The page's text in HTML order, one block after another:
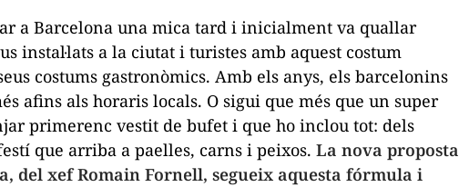
a Barcelona una mica tard i inicialment va quallar
instal·lats a la ciutat i turistes amb aquest costum
costums gastronòmics. Amb els anys, els barcelonins
afins als horaris locals. O sigui que més que un super
primerenc vestit de bufet i que ho inclou tot: dels
que arriba a paelles, carns i peixos. La nova proposta
del xef Romain Fornell, segueix aquesta fórmula i